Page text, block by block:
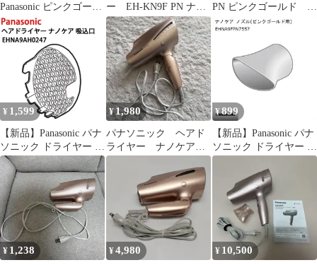
Panasonic ピンクゴール
ドEH-NA9G ナノケア
ー EH-KN9F PN ナノ
ケア くるくるドライ
ヤー
PN ピンクゴールド ナ
ノケア
¥ 1,599
【新品】Panasonic パナ
ソニック ドライヤー ナ
ノケア 吸込口
EHNA9AH0247 ※本体
別売
¥ 1,980
パナソニック ヘアド
ライヤー ナノケア
ピンクゴールド EH-
¥899
【新品】Panasonic パナ
ソニック ドライヤー ナ
ノケア ノズル(ピンク
ゴールド用)
EHNA9FPN7557 ※本体
別売
¥ 1,238 ¥4,980 ¥ 10,500